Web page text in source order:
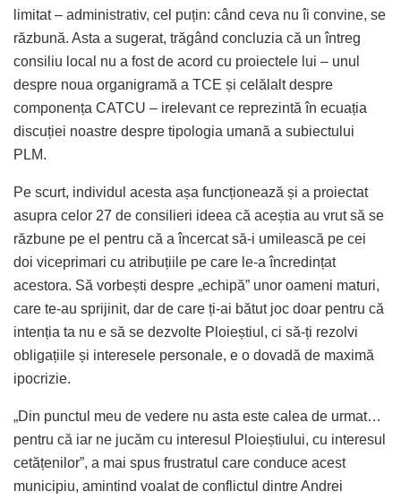
limitat – administrativ, cel puțin: când ceva nu îi convine, se
răzbună. Asta a sugerat, trăgând concluzia că un întreg
consiliu local nu a fost de acord cu proiectele lui – unul
despre noua organigramă a TCE și celălalt despre
componența CATCU – irelevant ce reprezintă în ecuația
discuției noastre despre tipologia umană a subiectului
PLM.
Pe scurt, individul acesta așa funcționează și a proiectat
asupra celor 27 de consilieri ideea că aceștia au vrut să se
răzbune pe el pentru că a încercat să-i umilească pe cei
doi viceprimari cu atribuțiile pe care le-a încredințat
acestora. Să vorbești despre „echipă” unor oameni maturi,
care te-au sprijinit, dar de care ți-ai bătut joc doar pentru că
intenția ta nu e să se dezvolte Ploieștiul, ci să-ți rezolvi
obligațiile și interesele personale, e o dovadă de maximă
ipocrizie.
„Din punctul meu de vedere nu asta este calea de urmat…
pentru că iar ne jucăm cu interesul Ploieștiului, cu interesul
cetățenilor”, a mai spus frustratul care conduce acest
municipiu, amintind voalat de conflictul dintre Andrei